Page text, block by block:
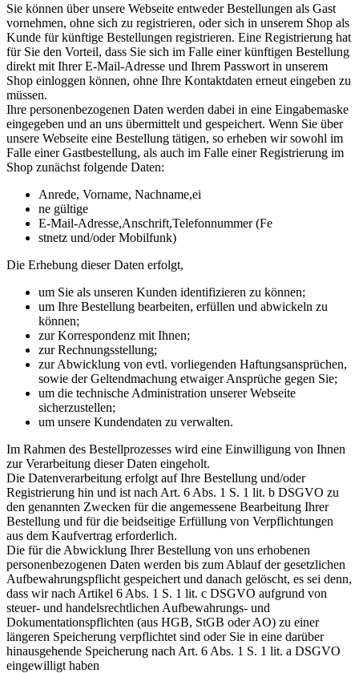
Sie können über unsere Webseite entweder Bestellungen als Gast
vornehmen, ohne sich zu registrieren, oder sich in unserem Shop als
Kunde für künftige Bestellungen registrieren. Eine Registrierung hat
für Sie den Vorteil, dass Sie sich im Falle einer künftigen Bestellung
direkt mit Ihrer E-Mail-Adresse und Ihrem Passwort in unserem
Shop einloggen können, ohne Ihre Kontaktdaten erneut eingeben zu
müssen.
Ihre personenbezogenen Daten werden dabei in eine Eingabemaske
eingegeben und an uns übermittelt und gespeichert. Wenn Sie über
unsere Webseite eine Bestellung tätigen, so erheben wir sowohl im
Falle einer Gastbestellung, als auch im Falle einer Registrierung im
Shop zunächst folgende Daten:
Anrede, Vorname, Nachname,ei
ne gültige
E-Mail-Adresse,Anschrift,Telefonnummer (Fe
stnetz und/oder Mobilfunk)
Die Erhebung dieser Daten erfolgt,
um Sie als unseren Kunden identifizieren zu können;
um Ihre Bestellung bearbeiten, erfüllen und abwickeln zu
können;
zur Korrespondenz mit Ihnen;
zur Rechnungsstellung;
zur Abwicklung von evtl. vorliegenden Haftungsansprüchen,
sowie der Geltendmachung etwaiger Ansprüche gegen Sie;
um die technische Administration unserer Webseite
sicherzustellen;
um unsere Kundendaten zu verwalten.
Im Rahmen des Bestellprozesses wird eine Einwilligung von Ihnen
zur Verarbeitung dieser Daten eingeholt.
Die Datenverarbeitung erfolgt auf Ihre Bestellung und/oder
Registrierung hin und ist nach Art. 6 Abs. 1 S. 1 lit. b DSGVO zu
den genannten Zwecken für die angemessene Bearbeitung Ihrer
Bestellung und für die beidseitige Erfüllung von Verpflichtungen
aus dem Kaufvertrag erforderlich.
Die für die Abwicklung Ihrer Bestellung von uns erhobenen
personenbezogenen Daten werden bis zum Ablauf der gesetzlichen
Aufbewahrungspflicht gespeichert und danach gelöscht, es sei denn,
dass wir nach Artikel 6 Abs. 1 S. 1 lit. c DSGVO aufgrund von
steuer- und handelsrechtlichen Aufbewahrungs- und
Dokumentationspflichten (aus HGB, StGB oder AO) zu einer
längeren Speicherung verpflichtet sind oder Sie in eine darüber
hinausgehende Speicherung nach Art. 6 Abs. 1 S. 1 lit. a DSGVO
eingewilligt haben